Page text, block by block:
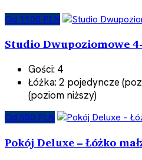
Od 1100 PLN
Studio Dwupoziomowe
Gości: 4
Łóżka:2 pojedyncze
(poziom niższy)
Od 550 PLN
Pokój Deluxe – Łóżko